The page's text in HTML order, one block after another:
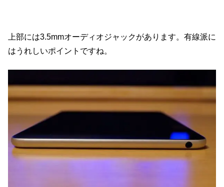
上部には3.5mmオーディオジャックがあります。有線派に
はうれしいポイントですね。